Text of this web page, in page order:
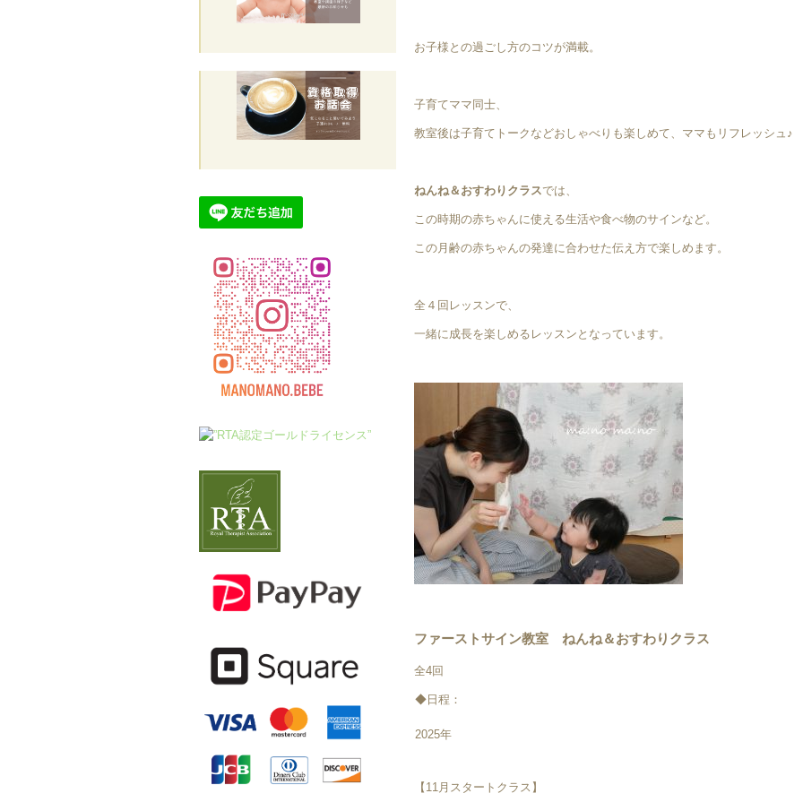
お子様との過ごし方のコツが満載。
子育てママ同士、
教室後は子育てトークなどおしゃべりも楽しめて、ママもリフレッシュ♪
ねんね＆おすわりクラスでは、
この時期の赤ちゃんに使える生活や食べ物のサインなど。
この月齢の赤ちゃんの発達に合わせた伝え方で楽しめます。
全４回レッスンで、
一緒に成長を楽しめるレッスンとなっています。
ファーストサイン教室 ねんね＆おすわりクラス
全4回
◆日程：
2025年
【11月スタートクラス】